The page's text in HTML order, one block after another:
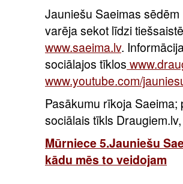
Jauniešu Saeimas
varēja sekot līdzi
www.saeima.lv.
sociālajos tīklos
www.youtube.com/
Pasākumu rīkoja
sociālais tīkls
Mūrniece 5.Jauniešu
kādu mēs to veidojam